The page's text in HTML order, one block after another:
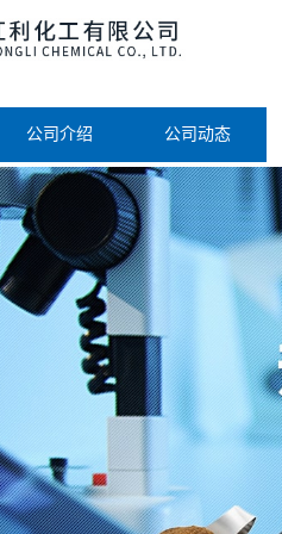
公司介绍 公司动态